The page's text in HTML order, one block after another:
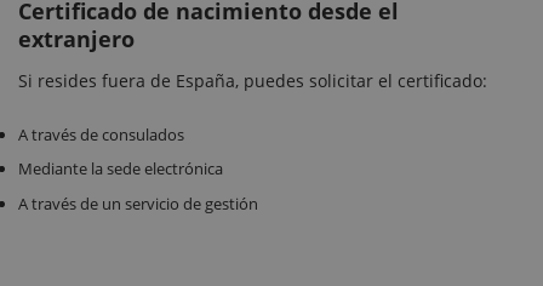
Certificado de nacimiento desde el
extranjero
Si resides fuera de España, puedes solicitar el certificado:
A través de consulados
Mediante la sede electrónica
A través de un servicio de gestión